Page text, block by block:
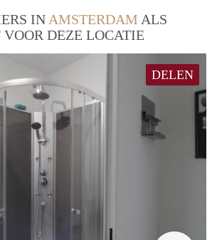
IN AMSTERDAM ALS
DEZE LOCATIE
DELEN